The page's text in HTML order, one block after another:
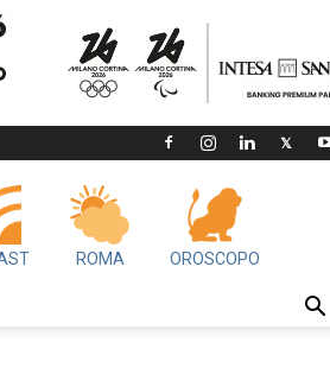
ROMA OROSCOPO